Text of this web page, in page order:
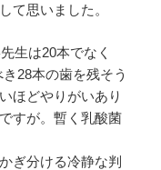
て思いました。
生は20本でなく
28本の歯を残そう
ほどやりがいあり
すが。暫く乳酸菌
ぎ分ける冷静な判